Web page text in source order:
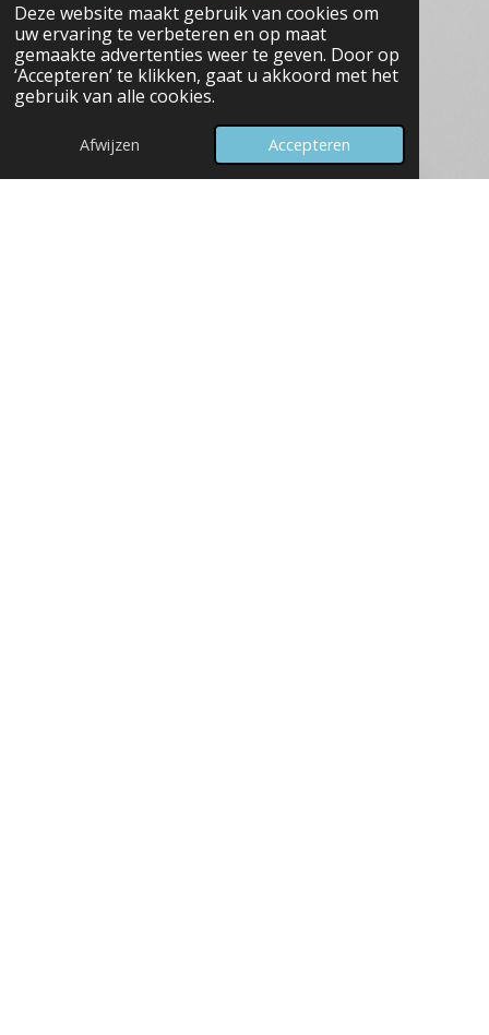
Deze website maakt gebruik van cookies om
uw ervaring te verbeteren en op maat
gemaakte advertenties weer te geven. Door op
‘Accepteren’ te klikken, gaat u akkoord met het
gebruik van alle cookies.
Afwijzen Accepteren